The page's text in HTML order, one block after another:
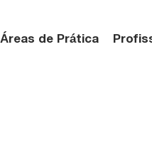
Áreas de Prática